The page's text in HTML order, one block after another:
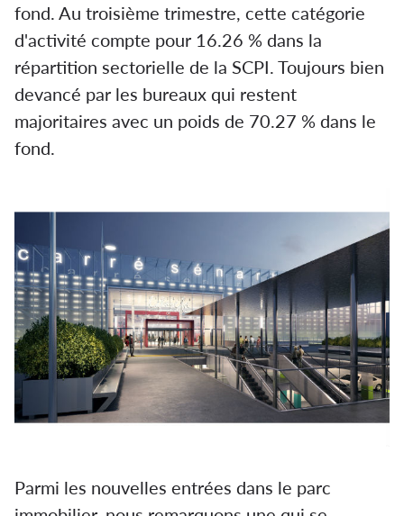
fond. Au troisième trimestre, cette catégorie
d'activité compte pour 16.26 % dans la
répartition sectorielle de la SCPI. Toujours bien
devancé par les bureaux qui restent
majoritaires avec un poids de 70.27 % dans le
fond.
Parmi les nouvelles entrées dans le parc